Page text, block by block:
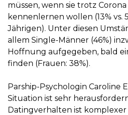
müssen, wenn sie trotz
kennenlernen wollen (13% vs.
Jährigen). Unter diesen
allem Single-Männer (46%)
Hoffnung aufgegeben, bald
finden (Frauen: 38%).
Parship-Psychologin Caroline
Situation ist sehr
Datingverhalten ist